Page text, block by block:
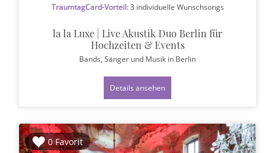
TraumtagCard-Vorteil:3 individuelle Wunschsongs
la la Luxe | Live Akustik Duo Berlin für
Hochzeiten & Events
Bands, Sänger und Musik in Berlin
Details ansehen
0 Favorit